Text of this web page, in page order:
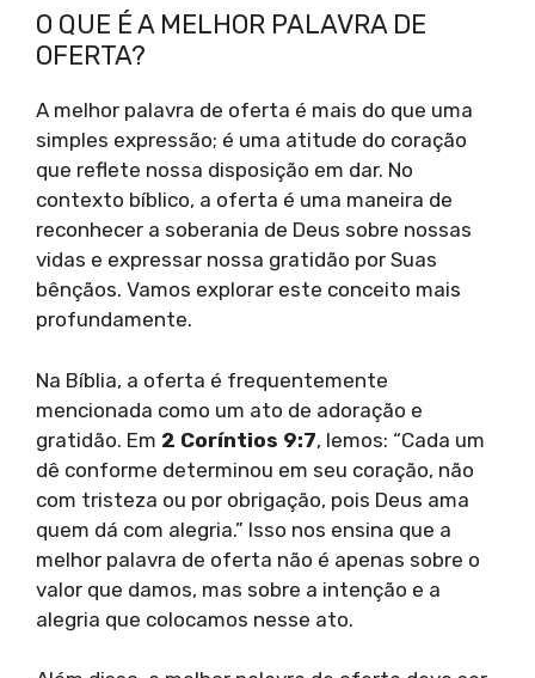
O QUE É A MELHOR PALAVRA DE
OFERTA?
A melhor palavra de oferta é mais do que uma
simples expressão; é uma atitude do coração
que reflete nossa disposição em dar. No
contexto bíblico, a oferta é uma maneira de
reconhecer a soberania de Deus sobre nossas
vidas e expressar nossa gratidão por Suas
bênçãos. Vamos explorar este conceito mais
profundamente.
Na Bíblia, a oferta é frequentemente
mencionada como um ato de adoração e
gratidão. Em 2 Coríntios 9:7, lemos: “Cada um
dê conforme determinou em seu coração, não
com tristeza ou por obrigação, pois Deus ama
quem dá com alegria.” Isso nos ensina que a
melhor palavra de oferta não é apenas sobre o
valor que damos, mas sobre a intenção e a
alegria que colocamos nesse ato.